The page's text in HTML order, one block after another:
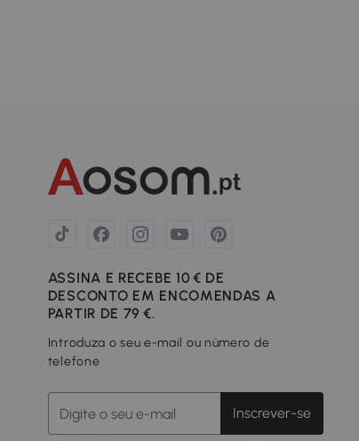
ASSINA E RECEBE 10 € DE
DESCONTO EM ENCOMENDAS A
PARTIR DE 79 €.
Introduza o seu e-mail ou número de
telefone
Inscrever-se